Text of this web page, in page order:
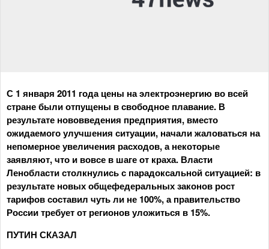
С 1 января 2011 года цены на электроэнергию во всей
стране были отпущены в свободное плавание. В
результате нововведения предприятия, вместо
ожидаемого улучшения ситуации, начали жаловаться на
непомерное увеличения расходов, а некоторые
заявляют, что и вовсе в шаге от краха. Власти
Ленобласти столкнулись с парадоксальной ситуацией: в
результате новых общефедеральных законов рост
тарифов составил чуть ли не 100%, а правительство
России требует от регионов уложиться в 15%.
ПУТИН СКАЗАЛ